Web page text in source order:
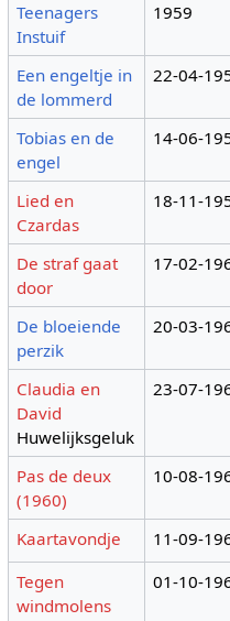
Teenagers
Instuif
1959
Een engeltje in
de lommerd
22-04-
Tobias en de
engel
14-06-
Lied en
Czardas
18-11-
De straf gaat
door
17-02-
De bloeiende
perzik
20-03-
Claudia en
David
Huwelijksgeluk
23-07-
Pas de deux
(1960)
10-08-
Kaartavondje 11-09-
Tegen
windmolens
01-10-